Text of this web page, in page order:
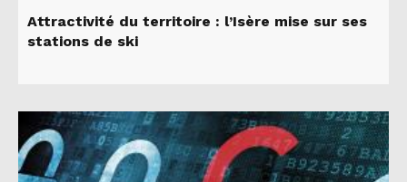
Attractivité du territoire : l’Isère mise sur ses
stations de ski